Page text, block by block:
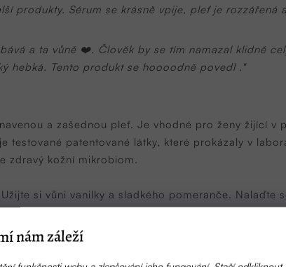
nám záleží
produkty. Sérum se krásně vpije, pleť je rozzářená
a ta vůně ❤️. Člověk by se tím namazal klidně
hebká. Tento produkt se hoooodně povedl ."
a zašednou pleť. Je vhodné pro ženy žijící v
testované patentované látky, které prokázaly v
zdravý kožní mikrobiom.
si vůni vanilky a sladkého pomeranče. Nalaďte
ten denní shon zase začne.
Aplikujte jemným vklepáním prsty. Jedna kapka
na celý den. Sérum se vpije do pleti více, než jste